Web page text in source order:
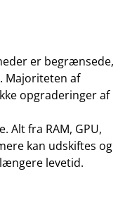
er begrænsede,
Majoriteten af
opgraderinger af
Alt fra RAM, GPU,
kan udskiftes og
levetid.